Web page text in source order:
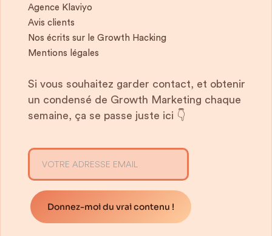
Agence Klaviyo
Avis clients
Nos écrits sur le Growth Hacking
Mentions légales
Si vous souhaitez garder contact, et obtenir
un condensé de Growth Marketing chaque
semaine, ça se passe juste ici 👇